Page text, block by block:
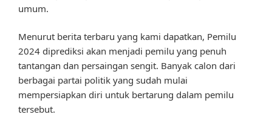
umum.
Menurut berita terbaru yang kami dapatkan, Pemilu
2024 diprediksi akan menjadi pemilu yang penuh
tantangan dan persaingan sengit. Banyak calon dari
berbagai partai politik yang sudah mulai
mempersiapkan diri untuk bertarung dalam pemilu
tersebut.